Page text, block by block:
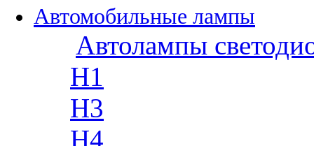
Автомобильные лампы
Автолампы
H1
H3
H4